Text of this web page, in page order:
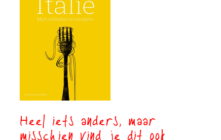
Heel iets anders, maar